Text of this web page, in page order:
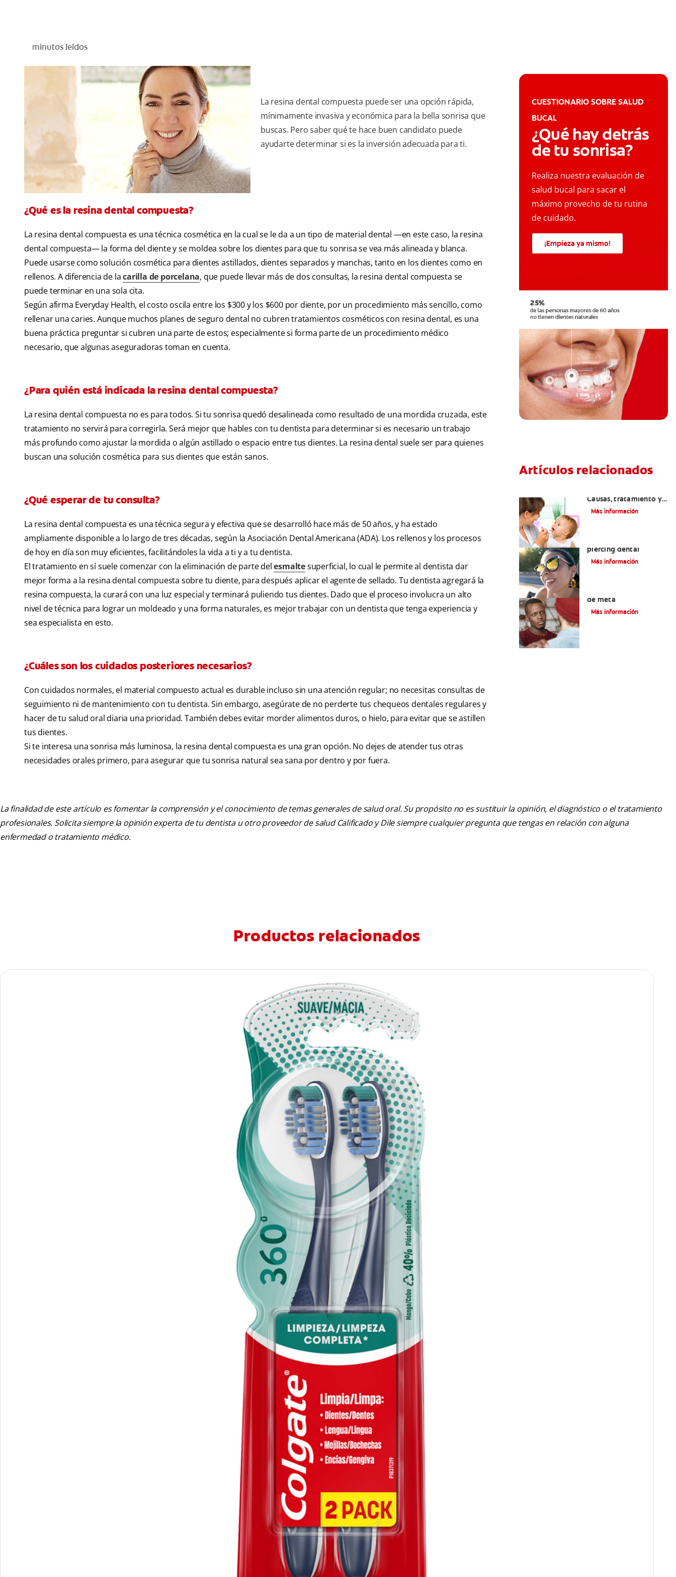
minutos leídos
La resina dental compuesta puede ser una opción rápida,
mínimamente invasiva y económica para la bella sonrisa que
buscas. Pero saber qué te hace buen candidato puede
ayudarte determinar si es la inversión adecuada para ti.
¿Qué es la resina dental compuesta?
La resina dental compuesta es una técnica cosmética en la cual se le da a un tipo de material dental —en este caso, la resina
dental compuesta— la forma del diente y se moldea sobre los dientes para que tu sonrisa se vea más alineada y blanca.
Puede usarse como solución cosmética para dientes astillados, dientes separados y manchas, tanto en los dientes como en
rellenos. A diferencia de lacarilla de porcelana, que puede llevar más de dos consultas, la resina dental compuesta se
puede terminar en una sola cita.
Según afirma Everyday Health, el costo oscila entre los $300 y los $600 por diente, por un procedimiento más sencillo, como
rellenar una caries. Aunque muchos planes de seguro dental no cubren tratamientos cosméticos con resina dental, es una
buena práctica preguntar si cubren una parte de estos; especialmente si forma parte de un procedimiento médico
necesario, que algunas aseguradoras toman en cuenta.
¿Para quién está indicada la resina dental compuesta?
La resina dental compuesta no es para todos. Si tu sonrisa quedó desalineada como resultado de una mordida cruzada, este
tratamiento no servirá para corregirla. Será mejor que hables con tu dentista para determinar si es necesario un trabajo
más profundo como ajustar la mordida o algún astillado o espacio entre tus dientes. La resina dental suele ser para quienes
buscan una solución cosmética para sus dientes que están sanos.
¿Qué esperar de tu consulta?
La resina dental compuesta es una técnica segura y efectiva que se desarrolló hace más de 50 años, y ha estado
ampliamente disponible a lo largo de tres décadas, según la Asociación Dental Americana (ADA). Los rellenos y los procesos
de hoy en día son muy eficientes, facilitándoles la vida a ti y a tu dentista.
El tratamiento en sí suele comenzar con la eliminación de parte delesmaltesuperficial, lo cual le permite al dentista dar
mejor forma a la resina dental compuesta sobre tu diente, para después aplicar el agente de sellado. Tu dentista agregará la
resina compuesta, la curará con una luz especial y terminará puliendo tus dientes. Dado que el proceso involucra un alto
nivel de técnica para lograr un moldeado y una forma naturales, es mejor trabajar con un dentista que tenga experiencia y
sea especialista en esto.
¿Cuáles son los cuidados posteriores necesarios?
Con cuidados normales, el material compuesto actual es durable incluso sin una atención regular; no necesitas consultas de
seguimiento ni de mantenimiento con tu dentista. Sin embargo, asegúrate de no perderte tus chequeos dentales regulares y
hacer de tu salud oral diaria una prioridad. También debes evitar morder alimentos duros, o hielo, para evitar que se astillen
tus dientes.
Si te interesa una sonrisa más luminosa, la resina dental compuesta es una gran opción. No dejes de atender tus otras
necesidades orales primero, para asegurar que tu sonrisa natural sea sana por dentro y por fuera.
CUESTIONARIO SOBRE SALUD
BUCAL
¿Qué hay detrás
de tu sonrisa?
Realiza nuestra evaluación de
salud bucal para sacar el
máximo provecho de tu rutina
de cuidado.
¡Empieza ya mismo!
Artículos relacionados
Causas, tratamiento y
cuidado
Más información
piercing dental
Más información
de meta
Más información
La finalidad de este artículo es fomentar la comprensión y el conocimiento de temas generales de salud oral. Su propósito no es sustituir la opinión, el diagnóstico o el tratamiento
profesionales. Solicita siempre la opinión experta de tu dentista u otro proveedor de salud Calificado y Dile siempre cualquier pregunta que tengas en relación con alguna
enfermedad o tratamiento médico.
Productos relacionados